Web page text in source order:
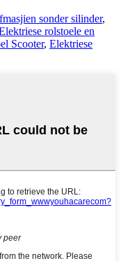
sonder silinder,
rolstoele en
Scooter, Elektriese